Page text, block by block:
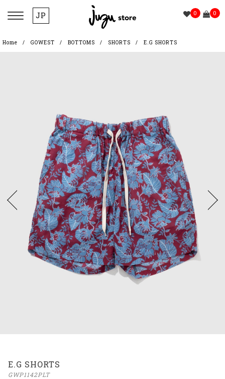
JP 0 0
Home GOWEST BOTTOMS SHORTS E.G SHORTS
E.G SHORTS
GWP1142PLT